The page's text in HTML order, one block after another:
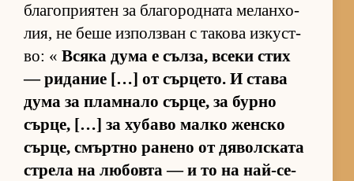
бла­гоп­ри­я­тен за бла­го­род­ната ме­лан­хо­
лия, не беше из­пол­з­ван с та­кова из­кус­т­
во: « Всяка дума е съл­за, всеки стих
— ри­да­ние […] от сър­це­то. И става
дума за плам­нало сър­це, за бурно
сър­це, […] за ху­баво малко жен­ско
сър­це, смър­тно ра­нено от дя­вол­с­ката
стрела на лю­бовта — и то на най-се­